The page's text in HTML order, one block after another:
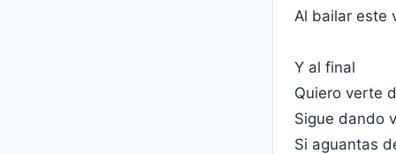
Al bailar este
Y al final
Quiero verte
Sigue dando
Si aguantas